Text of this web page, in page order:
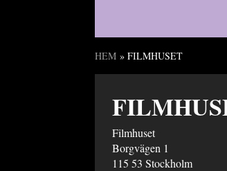
Du är här
HEM » FILMHUSET
Filmhuset
Borgvägen 1
115 53 Stockholm